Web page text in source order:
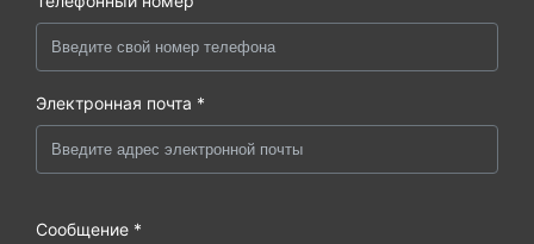
Электронная почта *
Сообщение *